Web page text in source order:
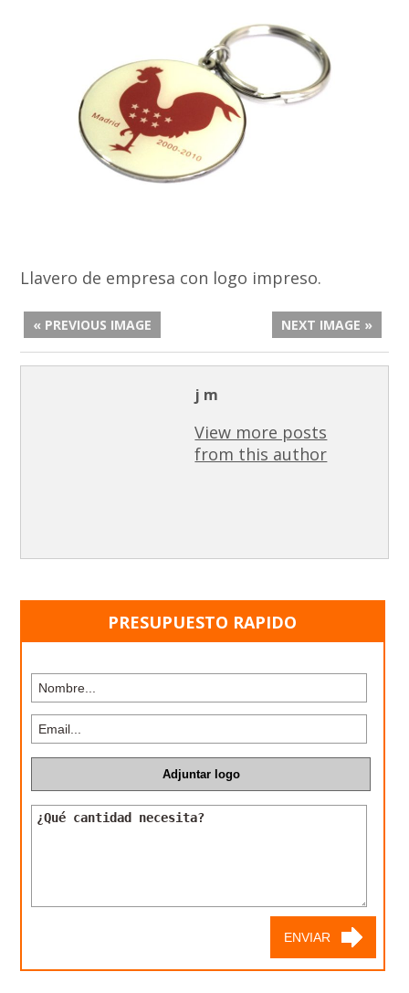
Llavero de empresa con logo impreso.
« PREVIOUS IMAGE NEXT IMAGE »
j m
View more posts
from this author
PRESUPUESTO RAPIDO